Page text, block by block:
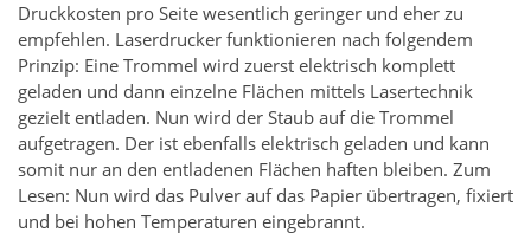
Druckkosten pro Seite wesentlich geringer und eher zu
empfehlen. Laserdrucker funktionieren nach folgendem
Prinzip: Eine Trommel wird zuerst elektrisch komplett
geladen und dann einzelne Flächen mittels Lasertechnik
gezielt entladen. Nun wird der Staub auf die Trommel
aufgetragen. Der ist ebenfalls elektrisch geladen und kann
somit nur an den entladenen Flächen haften bleiben. Zum
Lesen: Nun wird das Pulver auf das Papier übertragen, fixiert
und bei hohen Temperaturen eingebrannt.